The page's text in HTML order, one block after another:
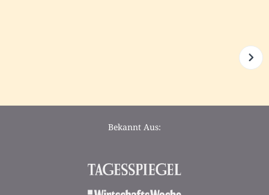
Bekannt Aus: